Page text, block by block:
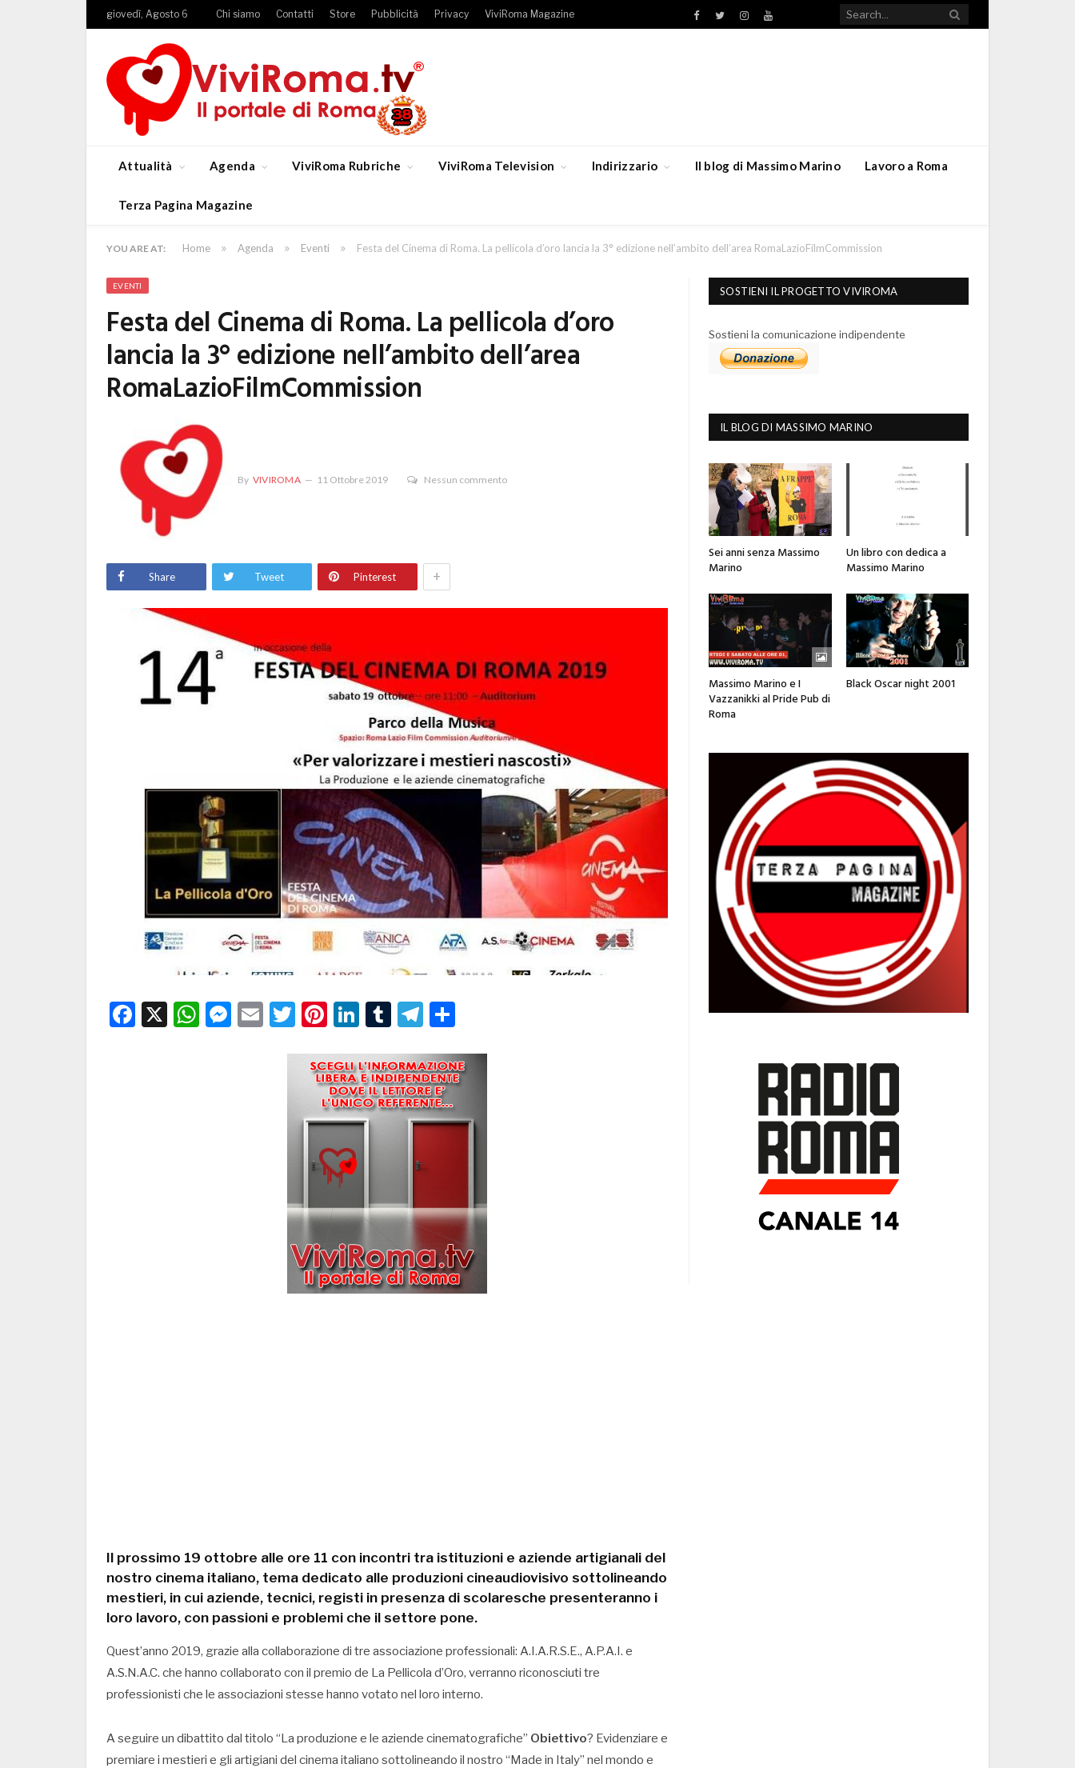
giovedì, Agosto 6 Chi siamo Contatti Store Pubblicità Privacy ViviRoma Magazine Facebook
TwitterInstagramYouTube
Attualità Agenda ViviRoma Rubriche ViviRoma Television Indirizzario Il blog di Massimo Marino Lavoro a Roma
Terza Pagina Magazine
YOU ARE AT: Home » Agenda » Eventi » Festa del Cinema di Roma. La pellicola d’oro lancia la 3° edizione nell’ambito dell’area RomaLazioFilmCommission
EVENTI
Festa del Cinema di Roma. La pellicola d’oro
lancia la 3° edizione nell’ambito dell’area
RomaLazioFilmCommission
By VIVIROMA 11 Ottobre 2019 Nessun commento
Share Tweet Pinterest +
Facebook
X WhatsApp
Messenger
EmailTwitter
Pinterest
LinkedIn
TumblrTelegram
Il prossimo 19 ottobre alle ore 11 con incontri tra istituzioni e aziende artigianali del
nostro cinema italiano, tema dedicato alle produzioni cineaudiovisivo sottolineando
mestieri, in cui aziende, tecnici, registi in presenza di scolaresche presenteranno i
loro lavoro, con passioni e problemi che il settore pone.
Quest’anno 2019, grazie alla collaborazione di tre associazione professionali: A.I.A.R.S.E., A.P.A.I. e
A.S.N.A.C. che hanno collaborato con il premio de La Pellicola d’Oro, verranno riconosciuti tre
professionisti che le associazioni stesse hanno votato nel loro interno.
A seguire un dibattito dal titolo “La produzione e le aziende cinematografiche” Obiettivo? Evidenziare e
premiare i mestieri e gli artigiani del cinema italiano sottolineando il nostro “Made in Italy” nel mondo e
SOSTIENI IL PROGETTO VIVIROMA
Sostieni la comunicazione indipendente
IL BLOG DI MASSIMO MARINO
Sei anni senza Massimo
Marino
Un libro con dedica a
Massimo Marino
Massimo Marino e I
Vazzanikki al Pride Pub di
Roma
Black Oscar night 2001